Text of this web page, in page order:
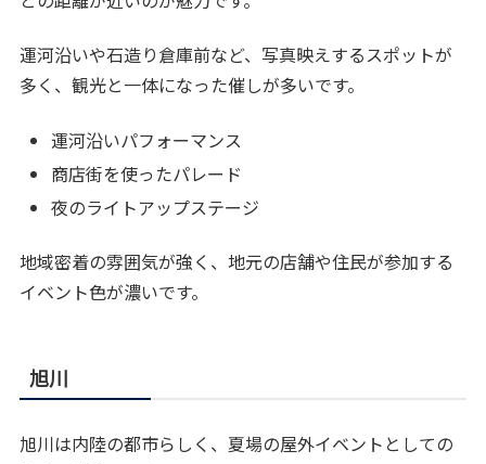
運河沿いや石造り倉庫前など、写真映えするスポットが
多く、観光と一体になった催しが多いです。
運河沿いパフォーマンス
商店街を使ったパレード
夜のライトアップステージ
地域密着の雰囲気が強く、地元の店舗や住民が参加する
イベント色が濃いです。
旭川
旭川は内陸の都市らしく、夏場の屋外イベントとしての